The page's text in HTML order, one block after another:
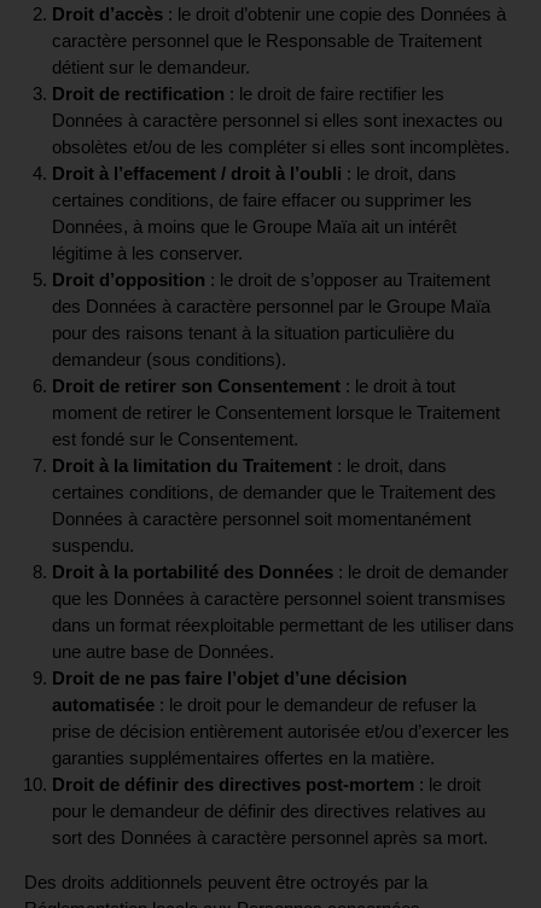
Droit d’accès: le droit d’obtenir une copie des Données à
caractère personnel que le Responsable de Traitement
détient sur le demandeur.
Droit de rectification : le droit de faire rectifier les
Données à caractère personnel si elles sont inexactes ou
obsolètes et/ou de les compléter si elles sont incomplètes.
Droit à l’effacement / droit à l’oubli : le droit, dans
certaines conditions, de faire effacer ou supprimer les
Données, à moins que le Groupe Maïa ait un intérêt
légitime à les conserver.
Droit d’opposition : le droit de s’opposer au Traitement
des Données à caractère personnel par le Groupe Maïa
pour des raisons tenant à la situation particulière du
demandeur (sous conditions).
Droit de retirer son Consentement : le droit à tout
moment de retirer le Consentement lorsque le Traitement
est fondé sur le Consentement.
Droit à la limitation du Traitement: le droit, dans
certaines conditions, de demander que le Traitement des
Données à caractère personnel soit momentanément
suspendu.
Droit à la portabilité des Données : le droit de demander
que les Données à caractère personnel soient transmises
dans un format réexploitable permettant de les utiliser dans
une autre base de Données.
Droit de ne pas faire l’objet d’une décision
automatisée : le droit pour le demandeur de refuser la
prise de décision entièrement autorisée et/ou d’exercer les
garanties supplémentaires offertes en la matière.
Droit de définir des directives post-mortem : le droit
pour le demandeur de définir des directives relatives au
sort des Données à caractère personnel après sa mort.
Des droits additionnels peuvent être octroyés par la